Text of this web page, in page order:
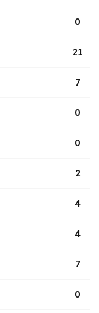
0
21
7
0
0
2
4
4
7
0